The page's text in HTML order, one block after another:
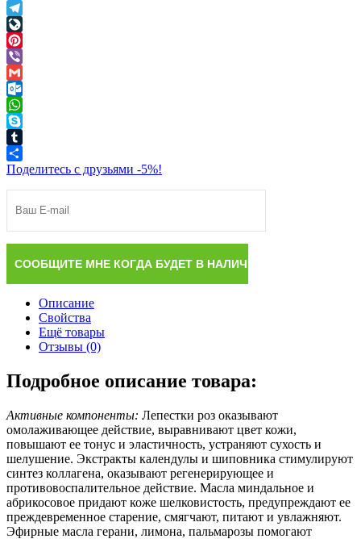
Twitter
Telegram
LiveJournal
Pinterest
Viber
Gmail
Outlook.com
WhatsApp
Skype
Tumblr
Поделитесь с друзьями -5%!
Описание
Свойства
Ещё товары
Отзывы (0)
Подробное описание товара:
Активные компоненты: Лепестки роз оказывают
омолаживающее действие, выравнивают цвет кожи,
повышают ее тонус и эластичность, устраняют сухость и
шелушение. Экстракты календулы и шиповника стимулируют
синтез коллагена, оказывают регенерирующее и
противовоспалительное действие. Масла миндальное и
абрикосовое придают коже шелковистость, предупреждают ее
преждевременное старение, смягчают, питают и увлажняют.
Эфирные масла герани, лимона, пальмарозы помогают